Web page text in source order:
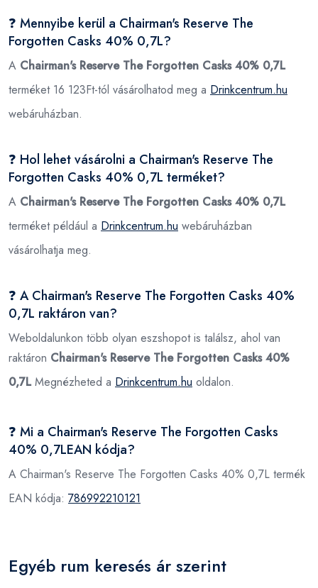
❓ Mennyibe kerül a Chairman's Reserve The
Forgotten Casks 40% 0,7L?
A Chairman's Reserve The Forgotten Casks 40% 0,7L
terméket 16 123Ft-tól vásárolhatod meg a Drinkcentrum.hu
webáruházban.
❓ Hol lehet vásárolni a Chairman's Reserve The
Forgotten Casks 40% 0,7L terméket?
A Chairman's Reserve The Forgotten Casks 40% 0,7L
terméket például a Drinkcentrum.hu webáruházban
vásárolhatja meg.
❓ A Chairman's Reserve The Forgotten Casks 40%
0,7L raktáron van?
Weboldalunkon több olyan eszshopot is találsz, ahol van
raktáron Chairman's Reserve The Forgotten Casks 40%
0,7LMegnézheted a Drinkcentrum.hu oldalon.
❓ Mi a Chairman's Reserve The Forgotten Casks
40% 0,7LEAN kódja?
A Chairman's Reserve The Forgotten Casks 40% 0,7L termék
EAN kódja: 786992210121
Egyéb rum keresés ár szerint